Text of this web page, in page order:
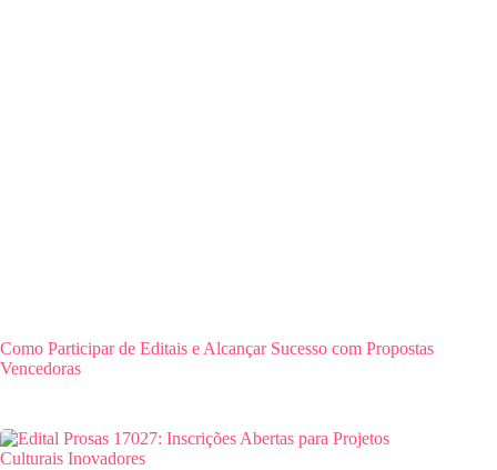
Como Participar de Editais e Alcançar Sucesso com Propostas
Vencedoras